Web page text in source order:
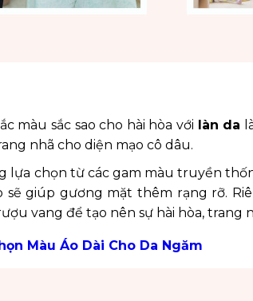
màu sắc sao cho hài hòa với làn da
nhã cho diện mạo cô dâu.
lựa chọn từ các gam màu truyền
giúp gương mặt thêm rạng rỡ.
vang để tạo nên sự hài hòa, trang
Màu Áo Dài Cho Da Ngăm